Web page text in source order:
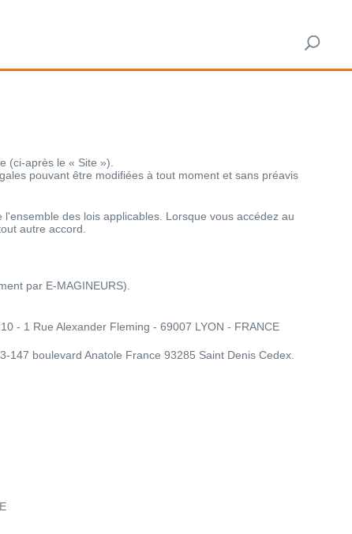
(ci-après le « Site »).
pouvant être modifiées à tout moment et sans préavis
des lois applicables. Lorsque vous accédez au
autre accord.
par E-MAGINEURS).
- 1 Rue Alexander Fleming - 69007 LYON - FRANCE
boulevard Anatole France 93285 Saint Denis Cedex.